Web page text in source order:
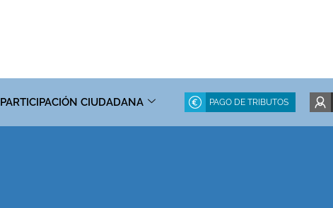
PARTICIPACIÓN CIUDADANA PAGO DE TRIBUTOS